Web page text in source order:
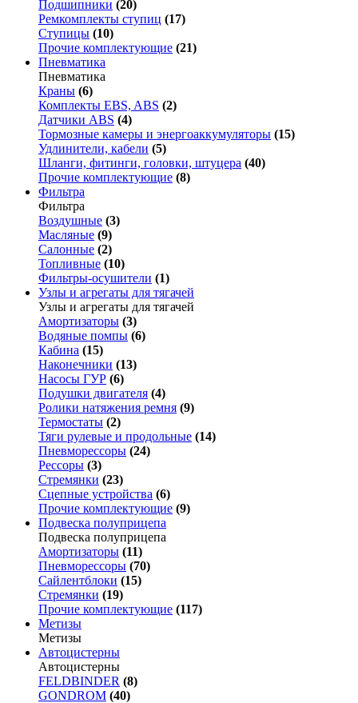
Подшипники (20)
Ремкомплекты ступиц (17)
Ступицы (10)
Прочие комплектующие (21)
Пневматика
Пневматика
Краны (6)
Комплекты EBS, ABS (2)
Датчики ABS (4)
Тормозные камеры и энергоаккумуляторы (15)
Удлинители, кабели (5)
Шланги, фитинги, головки, штуцера (40)
Прочие комплектующие (8)
Фильтра
Фильтра
Воздушные (3)
Масляные (9)
Салонные (2)
Топливные (10)
Фильтры-осушители (1)
Узлы и агрегаты для тягачей
Узлы и агрегаты для тягачей
Амортизаторы (3)
Водяные помпы (6)
Кабина (15)
Наконечники (13)
Насосы ГУР (6)
Подушки двигателя (4)
Ролики натяжения ремня (9)
Термостаты (2)
Тяги рулевые и продольные (14)
Пневморессоры (24)
Рессоры (3)
Стремянки (23)
Сцепные устройства (6)
Прочие комплектующие (9)
Подвеска полуприцепа
Подвеска полуприцепа
Амортизаторы (11)
Пневморессоры (70)
Сайлентблоки (15)
Стремянки (19)
Прочие комплектующие (117)
Метизы
Метизы
Автоцистерны
Автоцистерны
FELDBINDER (8)
GONDROM (40)